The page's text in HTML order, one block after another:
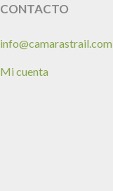
CONTACTO
info@camarastrail.com
Mi cuenta